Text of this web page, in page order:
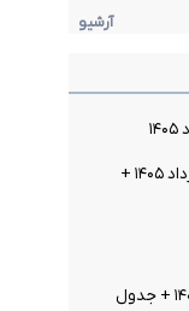
آرشیو
قیمت سکه پارسیان امروز پنجشنبه ۱۵ مرداد ۱۴۰۵ +